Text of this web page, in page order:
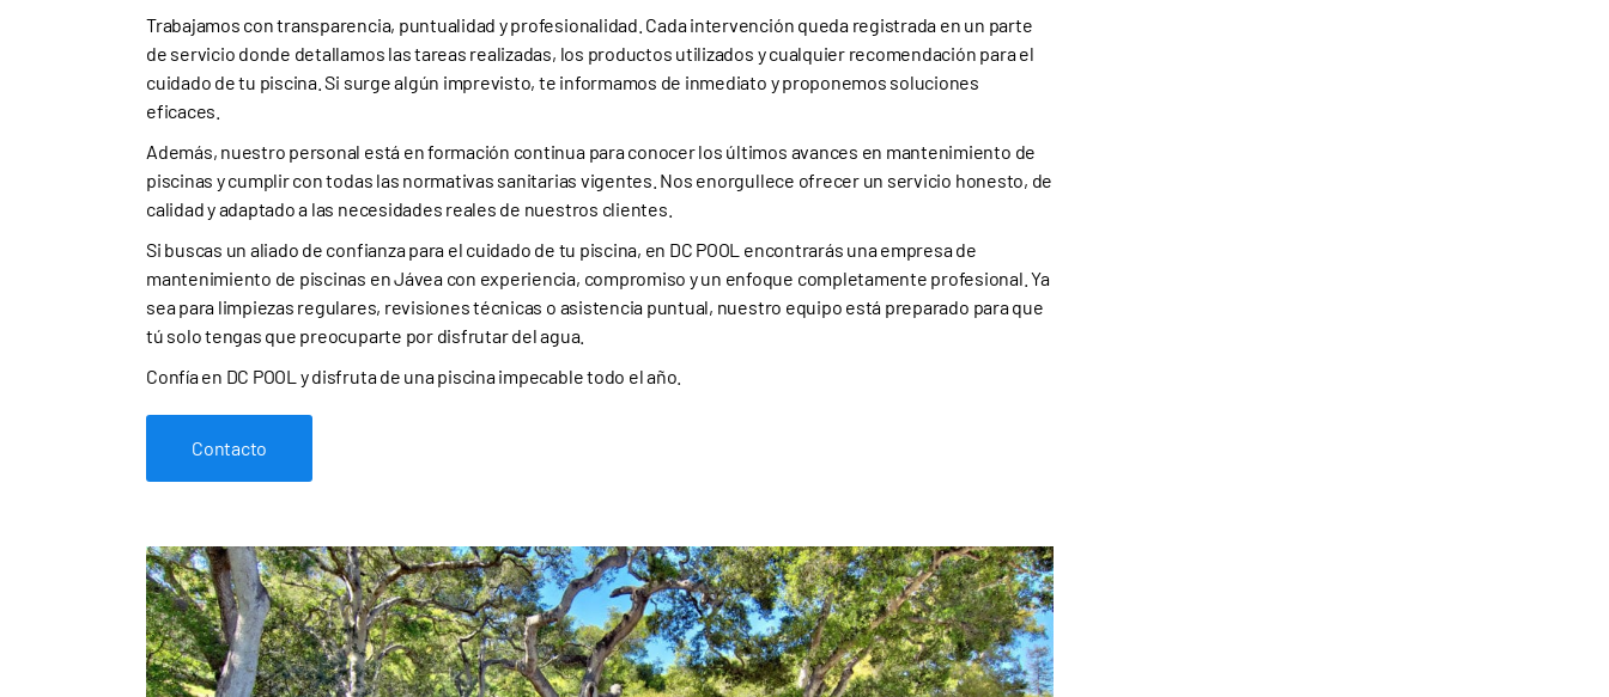
Trabajamos con transparencia, puntualidad y profesionalidad. Cada intervención queda registrada en un parte
de servicio donde detallamos las tareas realizadas, los productos utilizados y cualquier recomendación para el
cuidado de tu piscina. Si surge algún imprevisto, te informamos de inmediato y proponemos soluciones
eficaces.
Además, nuestro personal está en formación continua para conocer los últimos avances en mantenimiento de
piscinas y cumplir con todas las normativas sanitarias vigentes. Nos enorgullece ofrecer un servicio honesto, de
calidad y adaptado a las necesidades reales de nuestros clientes.
Si buscas un aliado de confianza para el cuidado de tu piscina, en DC POOL encontrarás una empresa de
mantenimiento de piscinas en Jávea con experiencia, compromiso y un enfoque completamente profesional. Ya
sea para limpiezas regulares, revisiones técnicas o asistencia puntual, nuestro equipo está preparado para que
tú solo tengas que preocuparte por disfrutar del agua.
Confía en DC POOL y disfruta de una piscina impecable todo el año.
Contacto